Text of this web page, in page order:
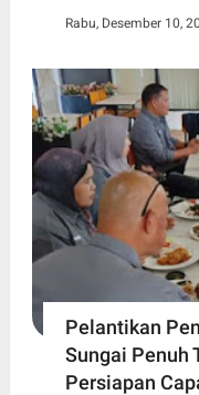
Rabu, Desember 10,
Pelantikan
Sungai Penuh
Persiapan